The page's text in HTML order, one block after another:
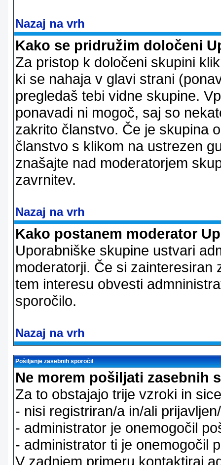
Nazaj na vrh
Kako se pridružim določeni
Za pristop k določeni skupini
ki se nahaja v glavi strani
pregledaš tebi vidne skupine.
ponavadi ni mogoč, saj so
zakrito članstvo. Če je skupina
članstvo s klikom na ustrezen
znašajte nad moderatorjem
zavrnitev.
Nazaj na vrh
Kako postanem moderator
Uporabniške skupine ustvari
moderatorji. Če si
tem interesu obvesti
sporočilo.
Nazaj na vrh
Pošiljanje zasebnih sporočil
Ne morem pošiljati zasebnih
Za to obstajajo trije vzroki in
- nisi registriran/a in/ali
- administrator je onemogočil
- administrator ti je onemogočil
V zadnjem primeru kontaktiraj